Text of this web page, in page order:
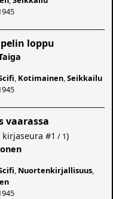
pelin loppu
Kotimainen ,Seikkailu
vaarassa
kirjaseura #1 / 1)
Nuortenkirjallisuus